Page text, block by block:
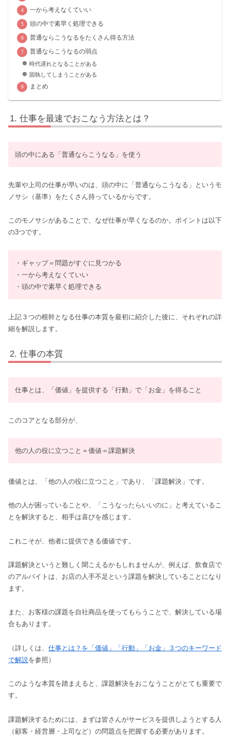
一から考えなくていい
頭の中で素早く処理できる
普通ならこうなるをたくさん得る方法
普通ならこうなるの弱点
時代遅れとなることがある
固執してしまうことがある
まとめ
仕事を最速でおこなう方法とは？
頭の中にある「普通ならこうなる」を使う
先輩や上司の仕事が早いのは、頭の中に「普通ならこうなる」というモ
ノサシ（基準）をたくさん持っているからです。
このモノサシがあることで、なぜ仕事が早くなるのか。ポイントは以下
の3つです。
・ギャップ＝問題がすぐに見つかる
・一から考えなくていい
・頭の中で素早く処理できる
上記３つの根幹となる仕事の本質を最初に紹介した後に、それぞれの詳
細を解説します。
仕事の本質
仕事とは、「価値」を提供する「行動」で「お金」を得ること
このコアとなる部分が、
他の人の役に立つこと＝価値＝課題解決
価値とは、「他の人の役に立つこと」であり、「課題解決」です。
他の人が困っていることや、「こうなったらいいのに」と考えているこ
とを解決すると、相手は喜びを感じます。
これこそが、他者に提供できる価値です。
課題解決というと難しく聞こえるかもしれませんが、例えば、飲食店で
のアルバイトは、お店の人手不足という課題を解決していることになり
ます。
また、お客様の課題を自社商品を使ってもらうことで、解決している場
合もあります。
（詳しくは、 仕事とは？を「価値」「行動」「お金」３つのキーワード
で解説 を参照）
このような本質を踏まえると、課題解決をおこなうことがとても重要で
す。
課題解決するためには、まずは皆さんがサービスを提供しようとする人
（顧客・経営層・上司など）の問題点を把握する必要があります。